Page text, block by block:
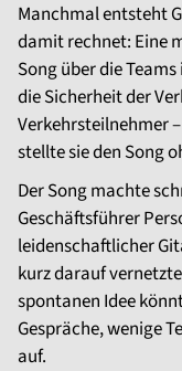
Manchmal entsteht
damit rechnet: Eine
Song über die
die Sicherheit der
Verkehrsteilnehmer
stellte sie den Song
Der Song machte
Geschäftsführer
leidenschaftlicher
kurz darauf
spontanen Idee
Gespräche, wenige
auf.